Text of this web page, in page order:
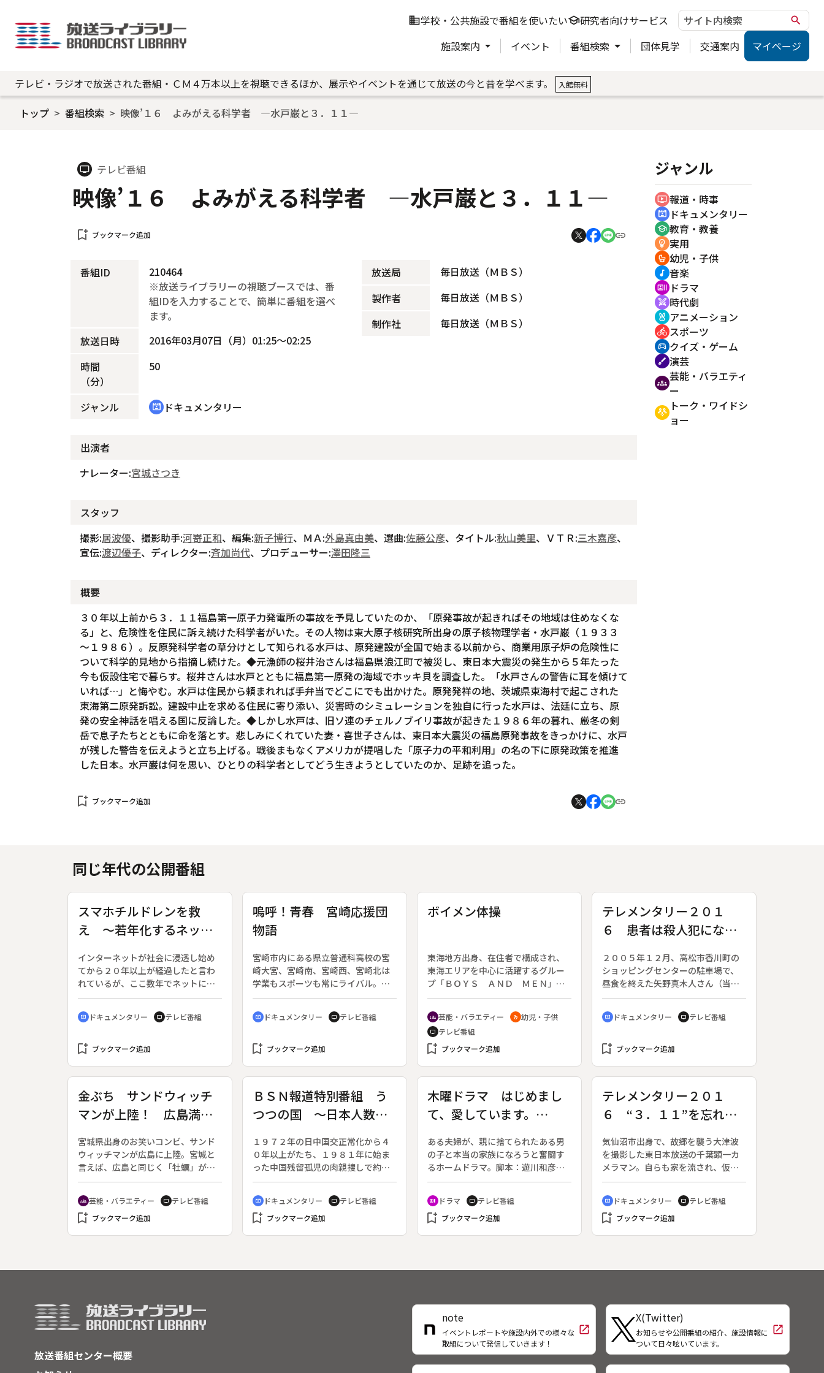
business学校・公共施設で番組を使いたいschool研究者向けサービス search
施設案内 イベント 番組検索 団体見学 交通案内 マイページ
テレビ・ラジオで放送された番組・ＣＭ４万本以上を視聴できるほか、展示やイベントを通じて放送の今と昔を学べます。 入館無料
トップ 番組検索 映像’１６ よみがえる科学者 ―水戸巌と３．１１―
tv テレビ番組
映像’１６ よみがえる科学者 ―水戸巌と３．１１―
bookmark_add ブックマーク追加
番組ID
210464
※放送ライブラリーの視聴ブースでは、番
組IDを入力することで、簡単に番組を選べ
ます。
放送日時
2016年03月07日（月）01:25～02:25
時間
（分）
50
ジャンル cinematic_blur ドキュメンタリー
放送局
毎日放送（ＭＢＳ）
製作者
毎日放送（ＭＢＳ）
制作社
毎日放送（ＭＢＳ）
出演者
ナレーター:宮城さつき
スタッフ
撮影:居波優、撮影助手:河嵜正和、編集:新子博行、ＭＡ:外島真由美、選曲:佐藤公彦、タイトル:秋山美里、ＶＴＲ:三木嘉彦、
宣伝:渡辺優子、ディレクター:斉加尚代、プロデューサー:澤田隆三
概要
３０年以上前から３．１１福島第一原子力発電所の事故を予見していたのか、「原発事故が起きればその地域は住めなくな
る」と、危険性を住民に訴え続けた科学者がいた。その人物は東大原子核研究所出身の原子核物理学者・水戸巌（１９３３
～１９８６）。反原発科学者の草分けとして知られる水戸は、原発建設が全国で始まる以前から、商業用原子炉の危険性に
ついて科学的見地から指摘し続けた。◆元漁師の桜井治さんは福島県浪江町で被災し、東日本大震災の発生から５年たった
今も仮設住宅で暮らす。桜井さんは水戸とともに福島第一原発の海域でホッキ貝を調査した。「水戸さんの警告に耳を傾けて
いれば…」と悔やむ。水戸は住民から頼まれれば手弁当でどこにでも出かけた。原発発祥の地、茨城県東海村で起こされた
東海第二原発訴訟。建設中止を求める住民に寄り添い、災害時のシミュレーションを独自に行った水戸は、法廷に立ち、原
発の安全神話を唱える国に反論した。◆しかし水戸は、旧ソ連のチェルノブイリ事故が起きた１９８６年の暮れ、厳冬の剣
岳で息子たちとともに命を落とす。悲しみにくれていた妻・喜世子さんは、東日本大震災の福島原発事故をきっかけに、水戸
が残した警告を伝えようと立ち上げる。戦後まもなくアメリカが提唱した「原子力の平和利用」の名の下に原発政策を推進
した日本。水戸巌は何を思い、ひとりの科学者としてどう生きようとしていたのか、足跡を追った。
bookmark_add ブックマーク追加
ジャンル
ondemand_video 報道・時事
cinematic_blur ドキュメンタリー
school 教育・教養
emoji_objects 実用
crib 幼児・子供
music_note 音楽
recent_actors ドラマ
swords 時代劇
cruelty_free アニメーション
directions_bike スポーツ
sports_esports クイズ・ゲーム
brush 演芸
groups 芸能・バラエティ
ー
adaptive_audio_mic トーク・ワイドシ
ョー
同じ年代の公開番組
スマホチルドレンを救
え ～若年化するネット
インターネットが社会に浸透し始め
てから２０年以上が経過したと言わ
れているが、ここ数年でネットに接
続できるツールが急速に発展。中で
も、スマートフォンの普及は目覚し
い。スマホは便利な側面が多い一
おり、２０１５年の兵庫県の調査で
ト利用のルール作りの支援を義務づ
ける青少年愛護条例を改正するな
ど、問題に取り組む兵庫県が開催し
た２０１６年夏のキャンプを取材
し、ネットから離れて自然を体験す
るキャンプに参加した荒木星矢さん
に密着し、その他の参加者とともに
コールやネット依存など、様々な依
存問題の治療に取り組む神奈川県の
久里浜医療センターが主催する国際
cinematic_blur ドキュメンタリー tv テレビ番組
bookmark_add ブックマーク追加
嗚呼！青春 宮崎応援団
物語
宮崎市内にある県立普通科高校の宮
崎大宮、宮崎南、宮崎西、宮崎北は
学業もスポーツも常にライバル。こ
の４校が毎年春に一同に集まり熱戦
を繰り広げる伝統の野球大会があ
る。「四校定期戦」である。試合は
原動力の一つとなっているのが、各
のが「部員不足」という悩み。そこ
で、入学してきたばかりの１年生の
中から臨時応援団を募集するも、率
先して入団する新入生はごく少数。
入団する新入生のほとんどが、じゃ
んけんなどで負けてしまい、半ば強
制的に入団することになった生徒た
生きる高校生たちにとって、苦労し
て学んだものこそが、人生において
は役に立つことがある。厳しい練習
cinematic_blur ドキュメンタリー tv テレビ番組
bookmark_add ブックマーク追加
ボイメン体操
東海地方出身、在住者で構成され、
東海エリアを中心に活躍するグルー
プ「ＢＯＹＳ ＡＮＤ ＭＥＮ」
（ボイメン）。子どもたちやその母
親たちの間で人気上昇中の彼らが、
東海３県の保育園・幼稚園を訪ね、
園児たちと一緒にオリジナル曲の体
操を踊る。曲の歌詞は「パパママい
体操は午後の情報番組内のコーナー
としてスタート以来、１５０以上の
園を訪問し、参加した園児は約１万
人を数える。２０１５年１０月から
早朝の番組に。◆ボイメン体操のお
兄さん３人が園児たちにインタビュ
ー。そして、元気に楽しく歌って体
メン体操について語る。（※コンク
ール出品用に編集した特別版で
す。）
groups 芸能・バラエティー crib 幼児・子供
tv テレビ番組
bookmark_add ブックマーク追加
テレメンタリー２０１
６ 患者は殺人犯になっ
遺族の１０年～
２００５年１２月、高松市香川町の
ショッピングセンターの駐車場で、
昼食を終えた矢野真木人さん（当時
２８歳）が見ず知らずの男に包丁で
刺され死亡した。加害者は病院の精
神科に入院している精神病患者であ
ため、自らの頬にたばこの火を押し
レビクルーと遭遇し、記者の通報で
警察に身柄を確保された。この間、
病院のスタッフは、男の“異変”に気
づいていなかった。加害者の男に懲
役２５年の判決が出た後、矢野さん
の両親、啓司さんと千恵さんは病院
の管理責任を問う民事裁判を起こし
調査で浮き彫りになってきた治療の
実態。そして裁判では、テレビカメ
ラもとらえていた男の“頬の傷”が大
cinematic_blur ドキュメンタリー tv テレビ番組
bookmark_add ブックマーク追加
金ぶち サンドウィッチ
マンが上陸！ 広島満
宮城県出身のお笑いコンビ、サンド
ウィッチマンが広島に上陸。宮城と
言えば、広島と同じく「牡蠣」が名
産だ。その宮城の牡蠣に、絶対の自
信を持つ二人を、広島のタレントた
ちが地元の牡蠣料理で徹底的におも
てなし。定番の焼き牡蠣から、今回
たかったサンドウィッチマン。最後
groups 芸能・バラエティー tv テレビ番組
bookmark_add ブックマーク追加
ＢＳＮ報道特別番組 う
つつの国 ～日本人数
１９７２年の日中国交正常化から４
０年以上がたち、１９８１年に始ま
った中国残留孤児の肉親捜しで約１
００人が新潟出身の残留孤児と判明
し、７６人が帰国、新潟での新たな
生活を選択した。２１年前に中国人
の妻、長男家族とともに帰国した中
っていた日本語教室では日本語が覚
cinematic_blur ドキュメンタリー tv テレビ番組
bookmark_add ブックマーク追加
木曜ドラマ はじめまし
て、愛しています。
ある夫婦が、親に捨てられたある男
の子と本当の家族になろうと奮闘す
るホームドラマ。脚本：遊川和彦
（２０１６年７月１４日～９月１５
日放送、全９回）◆最終回。梅田美
奈（尾野真千子）と信次（江口洋
介）は、自分たち夫婦の方がハジメ
ら「勝つ確率はゼロに近い」と言わ
るまで何があっても諦めない、そう
二人は決めたのだった。それからの
二人は、自分たちの愛をすべての人
に伝えようと周囲の人々と向き合っ
recent_actors ドラマ tv テレビ番組
bookmark_add ブックマーク追加
テレメンタリー２０１
６ “３．１１”を忘れな
メラマン ～見つめ続け
る故郷の復興～
気仙沼市出身で、故郷を襲う大津波
を撮影した東日本放送の千葉顕一カ
メラマン。自らも家を流され、仮設
住宅で暮らしながら取材を続けてい
る。東日本大震災から５年が経ち、
復興に関するニュースが増えてきた
一方で、最愛の家族を失った人たち
ラマンとして、被災者として、同じ
録し続けるカメラマンの思いに迫
る。
cinematic_blur ドキュメンタリー tv テレビ番組
bookmark_add ブックマーク追加
放送番組センター概要
note
イベントレポートや施設内外での様々な
取組について発信していきます！
open_in_new
X(Twitter)
お知らせや公開番組の紹介、施設情報に
ついて日々呟いています。
open_in_new